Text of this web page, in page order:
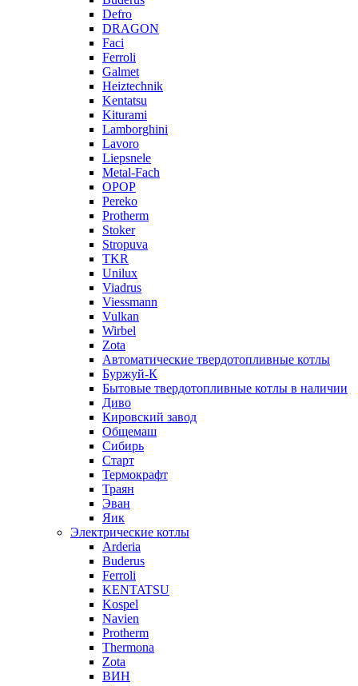
Defro
DRAGON
Faci
Ferroli
Galmet
Heiztechnik
Kentatsu
Kiturami
Lamborghini
Lavoro
Liepsnele
Metal-Fach
OPOP
Pereko
Protherm
Stoker
Stropuva
TKR
Unilux
Viadrus
Viessmann
Vulkan
Wirbel
Zota
Автоматические твердотопливные котлы
Буржуй-К
Бытовые твердотопливные котлы в наличии
Диво
Кировский завод
Общемаш
Сибирь
Старт
Термокрафт
Траян
Эван
Яик
Электрические котлы
Arderia
Buderus
Ferroli
KENTATSU
Kospel
Navien
Protherm
Thermona
Zota
ВИН